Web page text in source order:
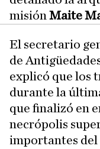
misión Maite
El secretario
de
explicó que los
durante la
que finalizó en
necrópolis
importantes del